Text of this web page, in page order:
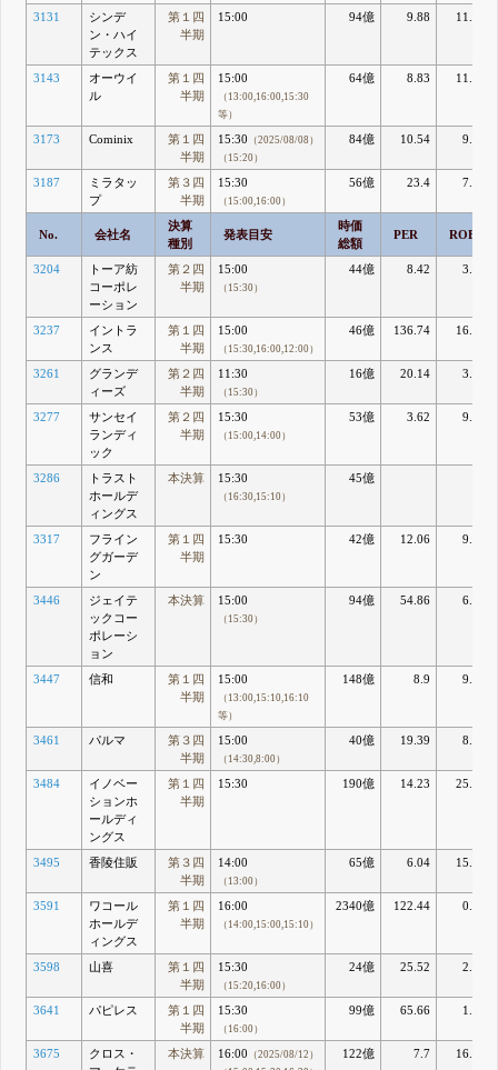
3131
シンデ
ン・ハイ
テックス
第１四
半期
15:00 94億 9.88 11.38
3143
オーウイ
ル
第１四
半期
15:00
（13:00,16:00,15:30
等）
64億 8.83 11.82
3173 Cominix
第１四
半期
15:30 （2025/08/08）
（15:20）
84億 10.54 9.28
3187
ミラタッ
プ
第３四
半期
15:30
（15:00,16:00）
56億 23.4 7.95
No. 会社名
決算
種別
発表目安
時価
総額
PER ROE
3204
トーア紡
コーポレ
ーション
第２四
半期
15:00
（15:30）
44億 8.42 3.67
3237
イントラ
ンス
第１四
半期
15:00
（15:30,16:00,12:00）
46億 136.74 16.89
3261
グランデ
ィーズ
第２四
半期
11:30
（15:30）
16億 20.14 3.07
3277
サンセイ
ランディ
ック
第２四
半期
15:30
（15:00,14:00）
53億 3.62 9.08
3286
トラスト
ホールデ
ィングス
本決算 15:30
（16:30,15:10）
45億
3317
フライン
グガーデ
ン
第１四
半期
15:30 42億 12.06 9.54
3446
ジェイテ
ックコー
ポレーシ
ョン
本決算 15:00
（15:30）
94億 54.86 6.57
3447 信和
第１四
半期
15:00
（13:00,15:10,16:10
等）
148億 8.9 9.46
3461 パルマ
第３四
半期
15:00
（14:30,8:00）
40億 19.39 8.74
3484
イノベー
ションホ
ールディ
ングス
第１四
半期
15:30 190億 14.23 25.82
3495 香陵住販
第３四
半期
14:00
（13:00）
65億 6.04 15.93
3591
ワコール
ホールデ
ィングス
第１四
半期
16:00
（14:00,15:00,15:10）
2340億 122.44 0.86
3598 山喜
第１四
半期
15:30
（15:20,16:00）
24億 25.52 2.78
3641 パピレス
第１四
半期
15:30
（16:00）
99億 65.66 1.42
3675
クロス・
本決算 16:00 （2025/08/12）
122億 7.7 16.78